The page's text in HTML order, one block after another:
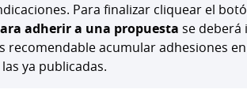
Para finalizar cliquear el
adherir a una propuesta se deberá
recomendable acumular adhesiones
ya publicadas.